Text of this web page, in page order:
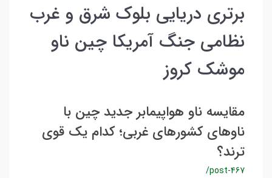
برتری دریایی بلوک شرق و غرب
نظامی جنگ آمریکا چین ناو
موشک کروز
مقایسه ناو هواپیمابر جدید چین با
ناوهای کشورهای غربی؛ کدام یک قوی
ترند؟
/post-467